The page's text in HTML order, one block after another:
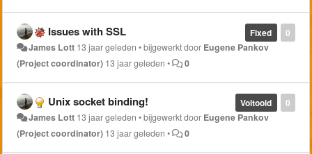
0
Fixed
Issues with SSL
James Lott 13 jaar geleden •bijgewerkt door Eugene Pankov
(Project coordinator) 13 jaar geleden • 0
0
Voltooid
Unix socket binding!
James Lott 13 jaar geleden •bijgewerkt door Eugene Pankov
(Project coordinator) 13 jaar geleden • 0